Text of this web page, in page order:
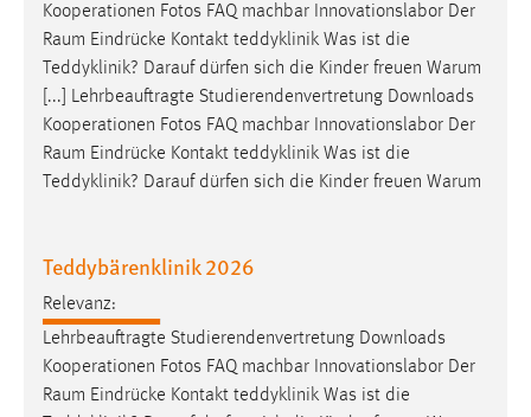
Kooperationen Fotos FAQ machbar Innovationslabor Der
Raum Eindrücke Kontakt teddyklinik Was ist die
Teddyklinik? Darauf dürfen sich die Kinder freuen Warum
[...] Lehrbeauftragte Studierendenvertretung Downloads
Kooperationen Fotos FAQ machbar Innovationslabor Der
Raum Eindrücke Kontakt teddyklinik Was ist die
Teddyklinik? Darauf dürfen sich die Kinder freuen Warum
Teddybärenklinik 2026
Relevanz:
Lehrbeauftragte Studierendenvertretung Downloads
Kooperationen Fotos FAQ machbar Innovationslabor Der
Raum Eindrücke Kontakt teddyklinik Was ist die